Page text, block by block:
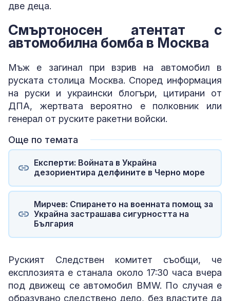
две деца.
Смъртоносен атентат с
автомобилна бомба в Москва
Мъж е загинал при взрив на автомобил в
руската столица Москва. Според информация
на руски и украински блогъри, цитирани от
ДПА, жертвата вероятно е полковник или
генерал от руските ракетни войски.
Още по темата
Експерти: Войната в Украйна
дезориентира делфините в Черно море
Мирчев: Спирането на военната помощ за
Украйна застрашава сигурността на
България
Руският Следствен комитет съобщи, че
експлозията е станала около 17:30 часа вчера
под движещ се автомобил BMW. По случая е
образувано следствено дело, без властите да